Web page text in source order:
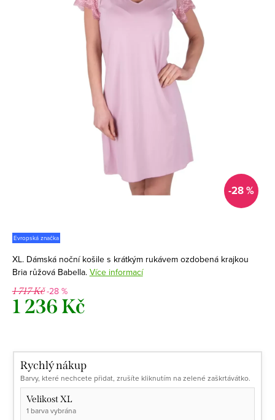
-28 %
Evropská značka
XL. Dámská noční košile s krátkým rukávem ozdobená krajkou
Bria růžová Babella. Více informací
1 717 Kč-28 %
1 236 Kč
Rychlý nákup
Barvy, které nechcete přidat, zrušíte kliknutím na zelené zaškrtávátko.
Velikost XL
1 barva vybrána